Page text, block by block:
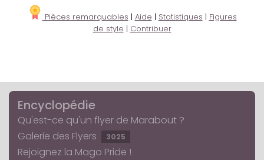
Pièces remarquables | Aide | Statistiques | Figures
de style | Contribuer
Encyclopédie
Qu'est-ce qu'un flyer de Marabout ?
Galerie des Flyers
3025
Rejoignez la Mago Pride !